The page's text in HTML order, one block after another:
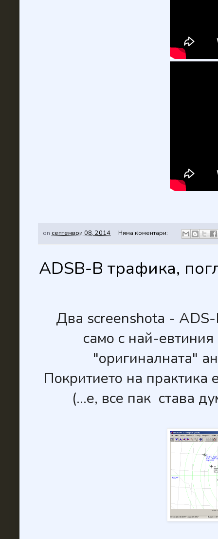
on септември 08, 2014 Няма коментари:
ADSB-B трафика,
Два screenshota -
само с най-
"оригиналната"
Покритието на практика
(...е, все пак става